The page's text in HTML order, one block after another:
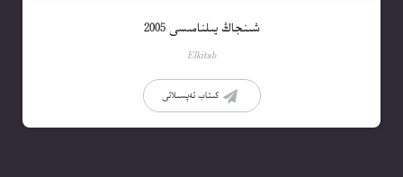
شىنجاڭ يىلنامىسى 2005
Elkitab
كىتاب تەپسىلاتى